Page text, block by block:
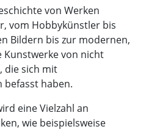
von Werken
vom Hobbykünstler bis
Bildern bis zur modernen,
Kunstwerke von nicht
die sich mit
befasst haben.
eine Vielzahl an
wie beispielsweise